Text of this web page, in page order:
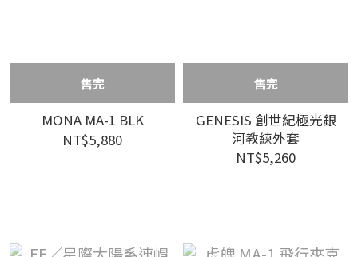
售完
MONA MA-1 BLK
NT$5,880
售完
GENESIS 創世紀極光銀
河教練外套
NT$5,260